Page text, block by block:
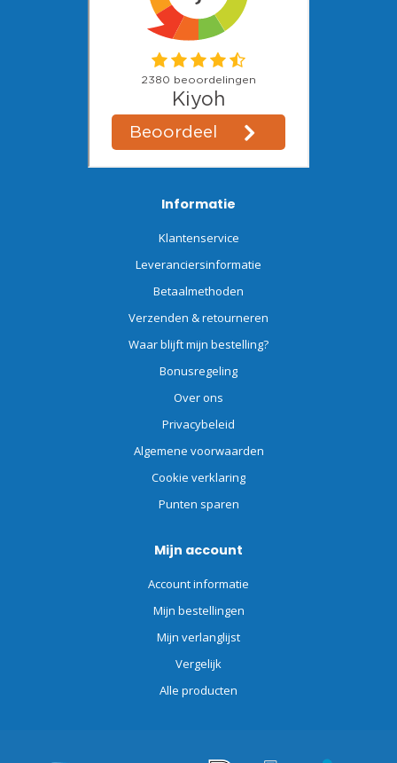
Informatie
Klantenservice
Leveranciersinformatie
Betaalmethoden
Verzenden & retourneren
Waar blijft mijn bestelling?
Bonusregeling
Over ons
Privacybeleid
Algemene voorwaarden
Cookie verklaring
Punten sparen
Mijn account
Account informatie
Mijn bestellingen
Mijn verlanglijst
Vergelijk
Alle producten